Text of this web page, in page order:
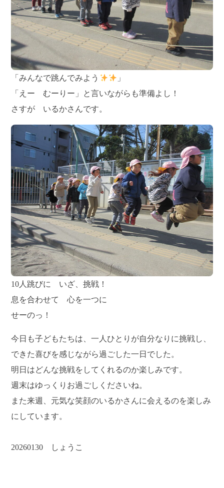
「みんなで跳んでみよう
」
「えー むーりー」と言いながらも準備よし！
さすが いるかさんです。
10人跳びに いざ、挑戦！
息を合わせて 心を一つに
せーのっ！
今日も子どもたちは、一人ひとりが自分なりに挑戦し、
できた喜びを感じながら過ごした一日でした。
明日はどんな挑戦をしてくれるのか楽しみです。
週末はゆっくりお過ごしくださいね。
また来週、元気な笑顔のいるかさんに会えるのを楽しみ
にしています。
20260130 しょうこ